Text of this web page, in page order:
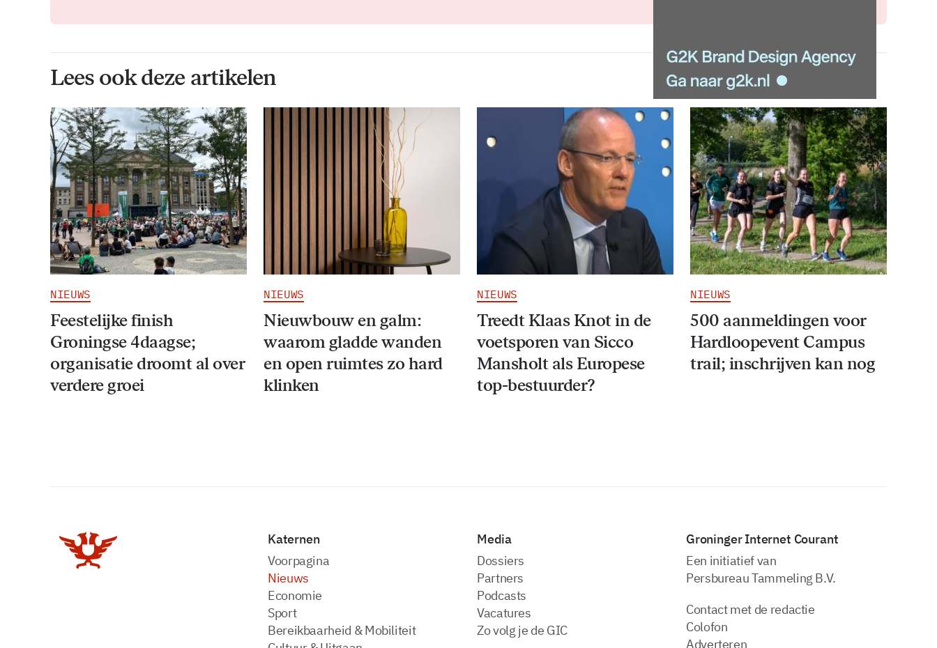
Lees ook deze artikelen
NIEUWS
Feestelijke finish
Groningse 4daagse;
organisatie droomt al over
verdere groei
NIEUWS
Nieuwbouw en galm:
waarom gladde wanden
en open ruimtes zo hard
klinken
NIEUWS
Treedt Klaas Knot in de
voetsporen van Sicco
Mansholt als Europese
top-bestuurder?
NIEUWS
500 aanmeldingen voor
Hardloopevent Campus
trail; inschrijven kan nog
Katernen
Voorpagina
Nieuws
Economie
Sport
Bereikbaarheid & Mobiliteit
Media
dossiers
partners
podcasts
vacatures
zo volg je de GIC
Groninger Internet Courant
Een initiatief van
Persbureau Tammeling B.V.
Contact met de redactie
Colofon
Adverteren